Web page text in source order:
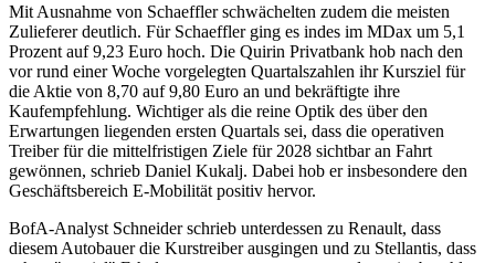
Mit Ausnahme von Schaeffler schwächelten zudem die meisten
Zulieferer deutlich. Für Schaeffler ging es indes im MDax um 5,1
Prozent auf 9,23 Euro hoch. Die Quirin Privatbank hob nach den
vor rund einer Woche vorgelegten Quartalszahlen ihr Kursziel für
die Aktie von 8,70 auf 9,80 Euro an und bekräftigte ihre
Kaufempfehlung. Wichtiger als die reine Optik des über den
Erwartungen liegenden ersten Quartals sei, dass die operativen
Treiber für die mittelfristigen Ziele für 2028 sichtbar an Fahrt
gewönnen, schrieb Daniel Kukalj. Dabei hob er insbesondere den
Geschäftsbereich E-Mobilität positiv hervor.
BofA-Analyst Schneider schrieb unterdessen zu Renault, dass
diesem Autobauer die Kurstreiber ausgingen und zu Stellantis, dass